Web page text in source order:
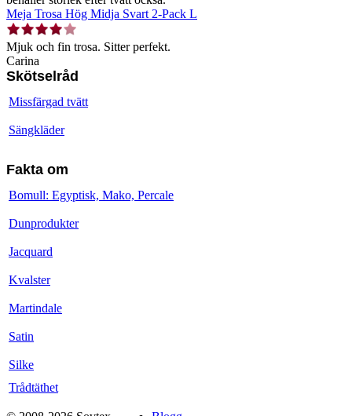
Meja Trosa Hög Midja Svart 2-Pack L
Mjuk och fin trosa. Sitter perfekt.
Carina
Skötselråd
Missfärgad tvätt
Sängkläder
Fakta om
Bomull: Egyptisk, Mako, Percale
Dunprodukter
Jacquard
Kvalster
Martindale
Satin
Silke
Trådtäthet